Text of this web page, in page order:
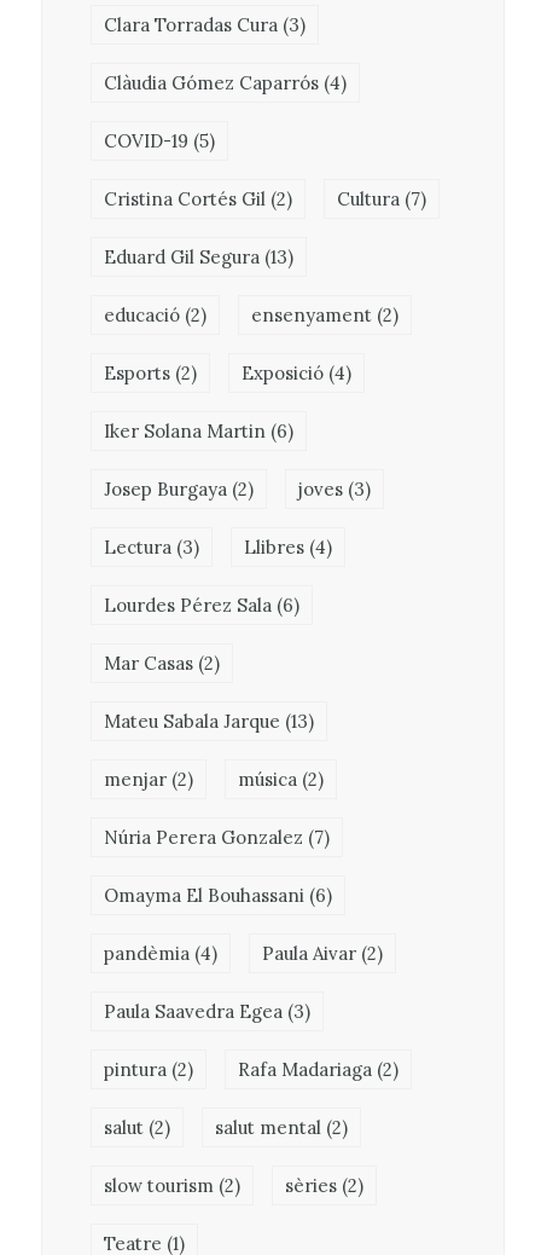
Clara Torradas Cura (3)
Clàudia Gómez Caparrós (4)
COVID-19 (5)
Cristina Cortés Gil (2) Cultura (7)
Eduard Gil Segura (13)
educació (2) ensenyament (2)
Esports (2) Exposició (4)
Iker Solana Martin (6)
Josep Burgaya (2) joves (3)
Lectura (3) Llibres (4)
Lourdes Pérez Sala (6)
Mar Casas (2)
Mateu Sabala Jarque (13)
menjar (2) música (2)
Núria Perera Gonzalez (7)
Omayma El Bouhassani (6)
pandèmia (4) Paula Aivar (2)
Paula Saavedra Egea (3)
pintura (2) Rafa Madariaga (2)
salut (2) salut mental (2)
slow tourism (2) sèries (2)
Teatre (1)